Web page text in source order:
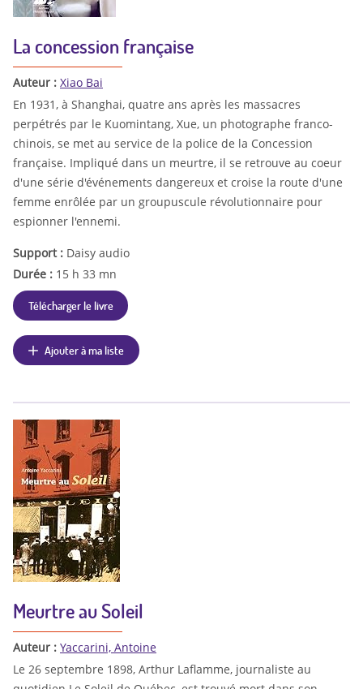
La concession française
Auteur : Xiao Bai
En 1931, à Shanghai, quatre ans après les massacres
perpétrés par le Kuomintang, Xue, un photographe franco-
chinois, se met au service de la police de la Concession
française. Impliqué dans un meurtre, il se retrouve au coeur
d'une série d'événements dangereux et croise la route d'une
femme enrôlée par un groupuscule révolutionnaire pour
espionner l'ennemi.
Support : Daisy audio
Durée : 15 h 33 mn
Télécharger le livre
Ajouter à ma liste
Meurtre au Soleil
Auteur : Yaccarini, Antoine
Le 26 septembre 1898, Arthur Laflamme, journaliste au